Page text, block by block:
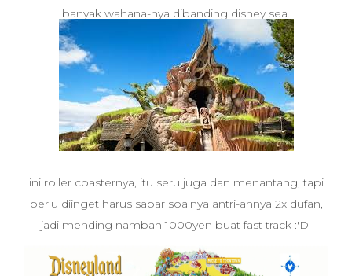
banyak wahana-nya dibanding disney sea.
ini roller coasternya, itu seru juga dan menantang, tapi
perlu diinget harus sabar soalnya antri-annya 2x dufan,
jadi mending nambah 1000yen buat fast track :'D